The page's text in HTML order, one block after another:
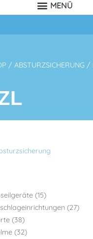
/ ABSTURZSICHERUNG /
(15)
(27)
(38)
(32)